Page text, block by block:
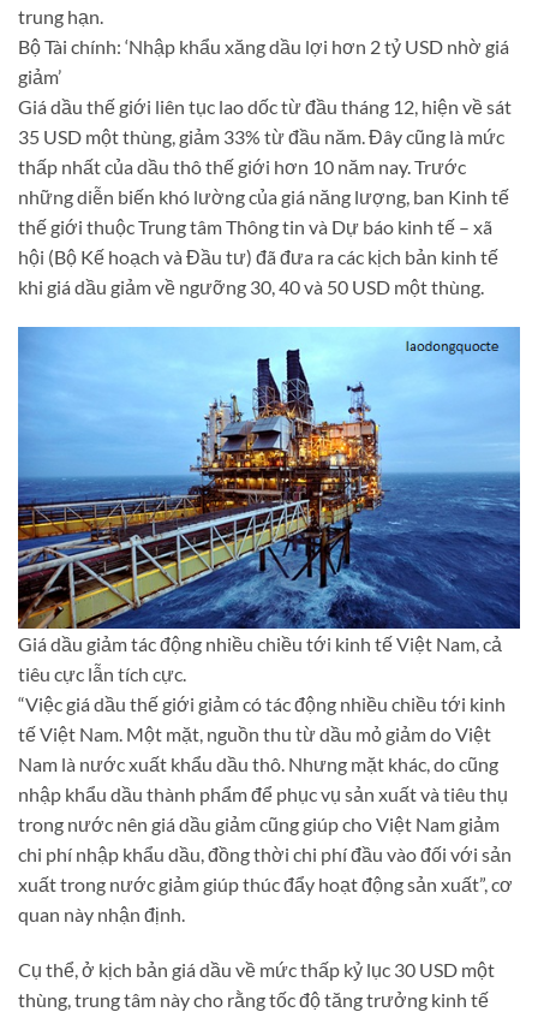
trung hạn.
Bộ Tài chính: ‘Nhập khẩu xăng dầu lợi hơn 2 tỷ USD nhờ giá
giảm’
Giá dầu thế giới liên tục lao dốc từ đầu tháng 12, hiện về sát
35 USD một thùng, giảm 33% từ đầu năm. Đây cũng là mức
thấp nhất của dầu thô thế giới hơn 10 năm nay. Trước
những diễn biến khó lường của giá năng lượng, ban Kinh tế
thế giới thuộc Trung tâm Thông tin và Dự báo kinh tế – xã
hội (Bộ Kế hoạch và Đầu tư) đã đưa ra các kịch bản kinh tế
khi giá dầu giảm về ngưỡng 30, 40 và 50 USD một thùng.
Giá dầu giảm tác động nhiều chiều tới kinh tế Việt Nam, cả
tiêu cực lẫn tích cực.
“Việc giá dầu thế giới giảm có tác động nhiều chiều tới kinh
tế Việt Nam. Một mặt, nguồn thu từ dầu mỏ giảm do Việt
Nam là nước xuất khẩu dầu thô. Nhưng mặt khác, do cũng
nhập khẩu dầu thành phẩm để phục vụ sản xuất và tiêu thụ
trong nước nên giá dầu giảm cũng giúp cho Việt Nam giảm
chi phí nhập khẩu dầu, đồng thời chi phí đầu vào đối với sản
xuất trong nước giảm giúp thúc đẩy hoạt động sản xuất”, cơ
quan này nhận định.
Cụ thể, ở kịch bản giá dầu về mức thấp kỷ lục 30 USD một
thùng, trung tâm này cho rằng tốc độ tăng trưởng kinh tế